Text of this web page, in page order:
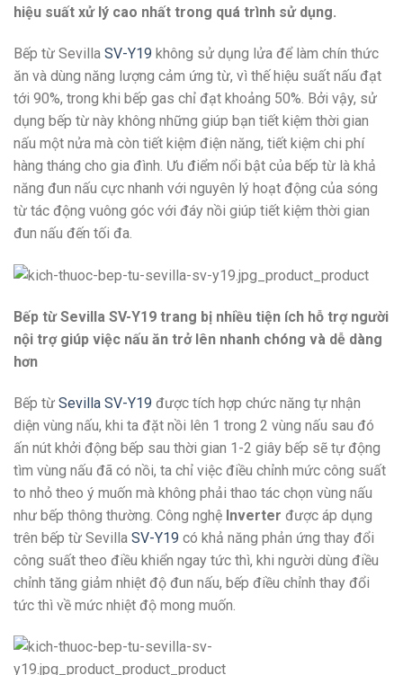
hiệu suất xử lý cao nhất trong quá trình sử dụng.
Bếp từ Sevilla SV-Y19 không sử dụng lửa để làm chín thức
ăn và dùng năng lượng cảm ứng từ, vì thế hiệu suất nấu đạt
tới 90%, trong khi bếp gas chỉ đạt khoảng 50%. Bởi vậy, sử
dụng bếp từ này không những giúp bạn tiết kiệm thời gian
nấu một nửa mà còn tiết kiệm điện năng, tiết kiệm chi phí
hàng tháng cho gia đình. Ưu điểm nổi bật của bếp từ là khả
năng đun nấu cực nhanh với nguyên lý hoạt động của sóng
từ tác động vuông góc với đáy nồi giúp tiết kiệm thời gian
đun nấu đến tối đa.
Bếp từ Sevilla SV-Y19 trang bị nhiều tiện ích hỗ trợ người
nội trợ giúp việc nấu ăn trở lên nhanh chóng và dễ dàng
hơn
Bếp từ Sevilla SV-Y19 được tích hợp chức năng tự nhận
diện vùng nấu, khi ta đặt nồi lên 1 trong 2 vùng nấu sau đó
ấn nút khởi động bếp sau thời gian 1-2 giây bếp sẽ tự động
tìm vùng nấu đã có nồi, ta chỉ việc điều chỉnh mức công suất
to nhỏ theo ý muốn mà không phải thao tác chọn vùng nấu
như bếp thông thường. Công nghệ Inverter được áp dụng
trên bếp từ Sevilla SV-Y19 có khả năng phản ứng thay đổi
công suất theo điều khiển ngay tức thì, khi người dùng điều
chỉnh tăng giảm nhiệt độ đun nấu, bếp điều chỉnh thay đổi
tức thì về mức nhiệt độ mong muốn.